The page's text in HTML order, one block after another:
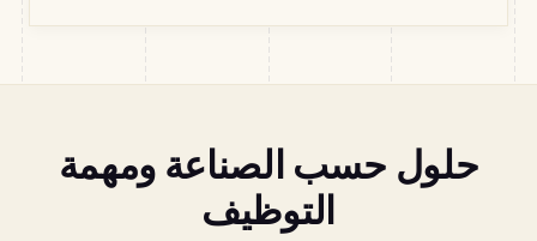
حلول حسب الصناعة ومهمة
التوظيف